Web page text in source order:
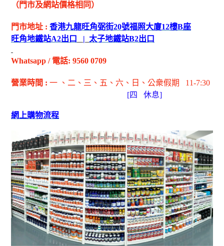
（門市及網站價格相同）
門市地址 : 香港九龍旺角弼街20號福照大廈12樓B座
旺角地鐵站A2出 口 | 太子地鐵站B2出 口
Whatsapp / 電話: 9560 0709
營業時間 : 一 、二、三、五 、六 、日 、公衆假期
11-7:30
[四 休息]
網上購物流程